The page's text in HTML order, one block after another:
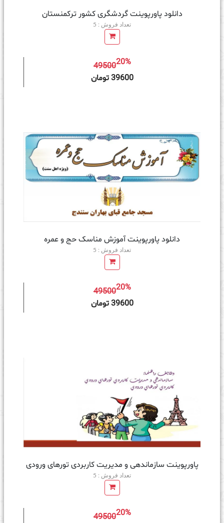
دانلود پاورپوینت گردشگری کشور ترکمنستان
تعداد فروش : 5
4950020%
39600 تومان
دانلود پاورپوینت آموزش مناسک حج و عمره
تعداد فروش : 5
4950020%
39600 تومان
پاورپوینت سازماندهی و مديريت كاربردی تورهای ورودی
تعداد فروش : 5
4950020%